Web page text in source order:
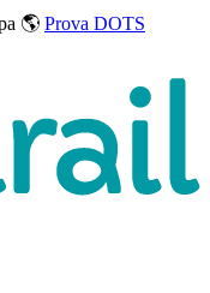
🌎 Prova DOTS